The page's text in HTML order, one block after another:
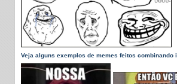
Veja alguns exemplos de memes feitos combinando